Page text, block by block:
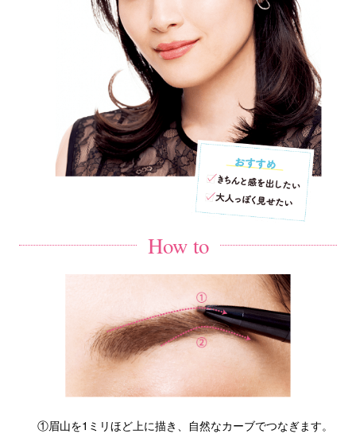
How to
①眉山を1ミリほど上に描き、自然なカーブでつなぎます。